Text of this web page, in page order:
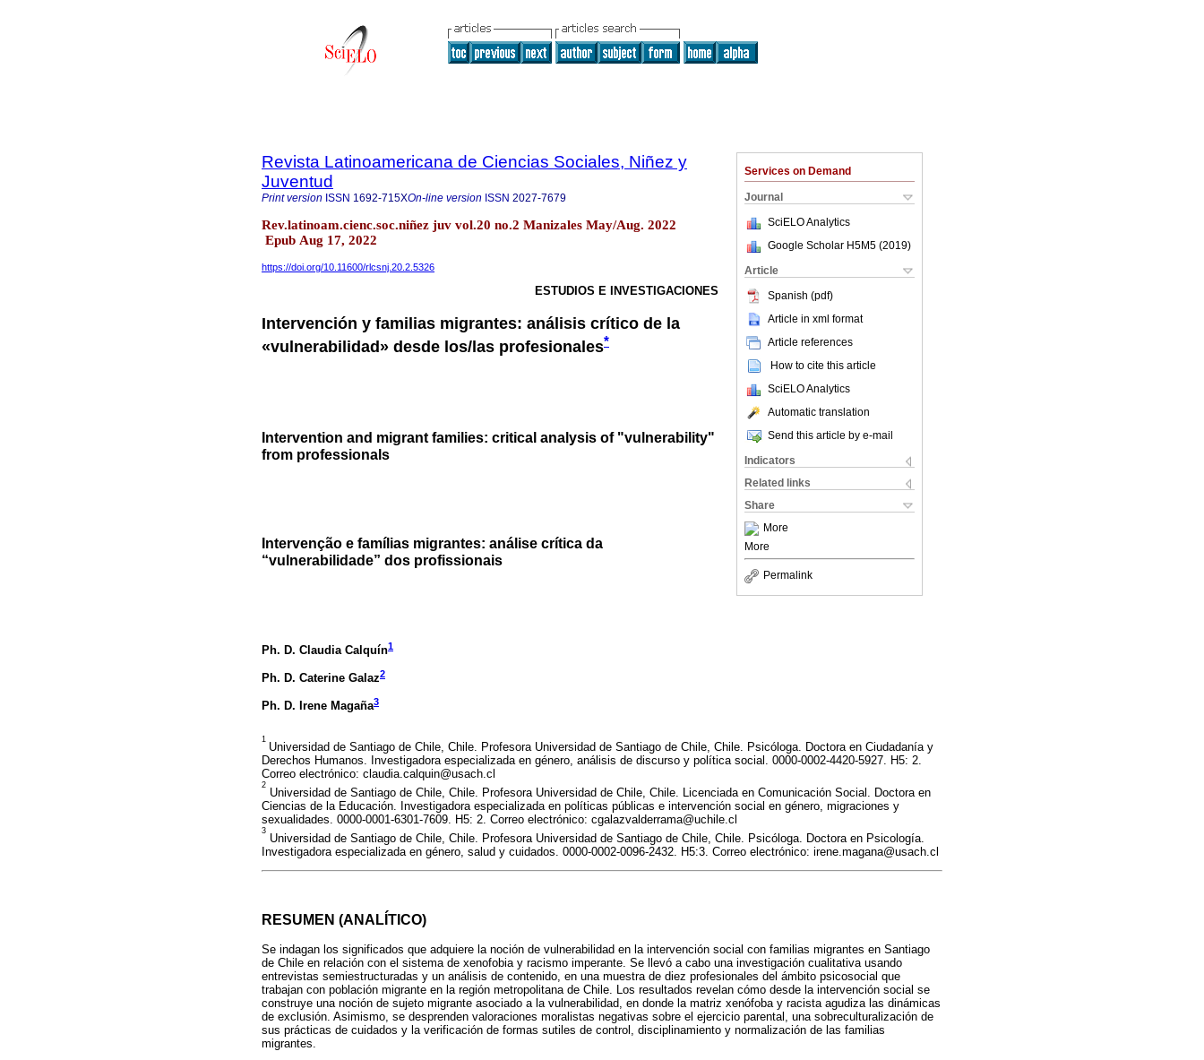
Services on Demand
Journal
SciELO Analytics
Google Scholar H5M5 (2019)
Article
Spanish (pdf)
Article in xml format
Article references
How to cite this article
SciELO Analytics
Automatic translation
Send this article by e-mail
Indicators
Related links
Share
More
More
Permalink
Revista Latinoamericana de Ciencias Sociales, Niñez y
Juventud
Print version ISSN 1692-715XOn-line version ISSN 2027-7679
Rev.latinoam.cienc.soc.niñez juv vol.20 no.2 Manizales May/Aug. 2022
Epub Aug 17, 2022
https://doi.org/10.11600/rlcsnj.20.2.5326
ESTUDIOS E INVESTIGACIONES
Intervención y familias migrantes: análisis crítico de la
«vulnerabilidad» desde los/las profesionales*
Intervention and migrant families: critical analysis of "vulnerability"
from professionals
Intervenção e famílias migrantes: análise crítica da
“vulnerabilidade” dos profissionais
Ph. D. Claudia Calquín1
Ph. D. Caterine Galaz2
Ph. D. Irene Magaña3
1
Universidad de Santiago de Chile, Chile. Profesora Universidad de Santiago de Chile, Chile. Psicóloga. Doctora en Ciudadanía y
Derechos Humanos. Investigadora especializada en género, análisis de discurso y política social. 0000-0002-4420-5927. H5: 2.
Correo electrónico: claudia.calquin@usach.cl
2
Universidad de Santiago de Chile, Chile. Profesora Universidad de Chile, Chile. Licenciada en Comunicación Social. Doctora en
Ciencias de la Educación. Investigadora especializada en políticas públicas e intervención social en género, migraciones y
sexualidades. 0000-0001-6301-7609. H5: 2. Correo electrónico: cgalazvalderrama@uchile.cl
3
Universidad de Santiago de Chile, Chile. Profesora Universidad de Santiago de Chile, Chile. Psicóloga. Doctora en Psicología.
Investigadora especializada en género, salud y cuidados. 0000-0002-0096-2432. H5:3. Correo electrónico: irene.magana@usach.cl
RESUMEN (ANALÍTICO)
Se indagan los significados que adquiere la noción de vulnerabilidad en la intervención social con familias migrantes en Santiago
de Chile en relación con el sistema de xenofobia y racismo imperante. Se llevó a cabo una investigación cualitativa usando
entrevistas semiestructuradas y un análisis de contenido, en una muestra de diez profesionales del ámbito psicosocial que
trabajan con población migrante en la región metropolitana de Chile. Los resultados revelan cómo desde la intervención social se
construye una noción de sujeto migrante asociado a la vulnerabilidad, en donde la matriz xenófoba y racista agudiza las dinámicas
de exclusión. Asimismo, se desprenden valoraciones moralistas negativas sobre el ejercicio parental, una sobreculturalización de
sus prácticas de cuidados y la verificación de formas sutiles de control, disciplinamiento y normalización de las familias
migrantes.